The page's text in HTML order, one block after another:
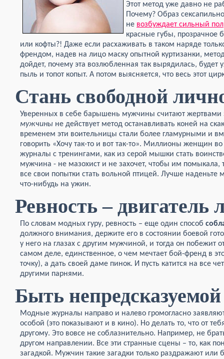
Этот метод уже давно не
Почему? Образ
не возбуждает сильный пол
красные губы, прозрачное
или кофты?! Даже если расхаживать в таком наряде
френдом, надев на лицо маску опытной куртизанки,
дойдет, почему эта возлюбленная так вырядилась,
пыль и топот копыт. А потом выясняется, что весь этот
Стань свободной
Уверенных в себе барышень мужчины считают
мужчины не действует метод останавливать коней на
временем эти воительницы стали более гламурными и
говорить «Хочу так-то и вот так-то». Миллионы женщин
журналы с тренингами, как из серой мышки стать
мужчина - не мазохист и не захочет, чтобы им помыкала,
все свои попытки стать вольной птицей. Лучше наденьте
что-нибудь на ужин.
Ревность – двигатель
По словам модных гуру, ревность – еще один способ
должного внимания, держите его в состоянии боевой
у него на глазах с другим мужчиной, и тогда он побежит
самом деле, единственное, о чем мечтает бой-френд в
точку), а дать своей даме пинок. И пусть катится на все
другими парнями.
Быть непредсказуемой
Модные журналы направо и налево громогласно
особой (это показывают и в кино). Но делать то, что от
другому. Это вовсе не соблазнительно. Например, не
другом направлении. Все эти странные сцены – то, как
загадкой. Мужчин такие загадки только раздражают или